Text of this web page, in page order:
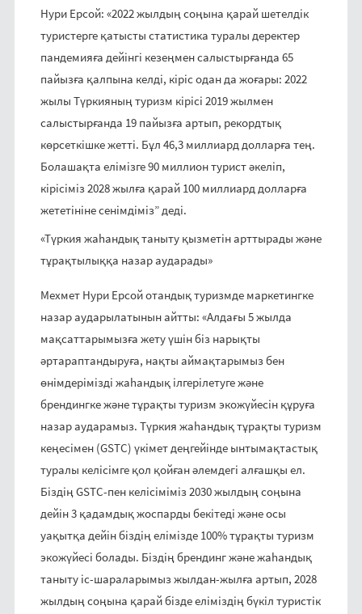
Нури Ерсой: «2022 жылдың соңына қарай шетелдік
туристерге қатысты статистика туралы деректер
пандемияға дейінгі кезеңмен салыстырғанда 65
пайызға қалпына келді, кіріс одан да жоғары: 2022
жылы Түркияның туризм кірісі 2019 жылмен
салыстырғанда 19 пайызға артып, рекордтық
көрсеткішке жетті. Бұл 46,3 миллиард долларға тең.
Болашақта елімізге 90 миллион турист әкеліп,
кірісіміз 2028 жылға қарай 100 миллиард долларға
жететініне сенімдіміз” деді.
«Түркия жаһандық таныту қызметін арттырады және
тұрақтылыққа назар аударады»
Мехмет Нури Ерсой отандық туризмде маркетингке
назар аударылатынын айтты: «Алдағы 5 жылда
мақсаттарымызға жету үшін біз нарықты
әртараптандыруға, нақты аймақтарымыз бен
өнімдерімізді жаһандық ілгерілетуге және
брендингке және тұрақты туризм экожүйесін құруға
назар аударамыз. Түркия жаһандық тұрақты туризм
кеңесімен (GSTC) үкімет деңгейінде ынтымақтастық
туралы келісімге қол қойған әлемдегі алғашқы ел.
Біздің GSTC-пен келісіміміз 2030 жылдың соңына
дейін 3 қадамдық жоспарды бекітеді және осы
уақытқа дейін біздің елімізде 100% тұрақты туризм
экожүйесі болады. Біздің брендинг және жаһандық
таныту іс-шараларымыз жылдан-жылға артып, 2028
жылдың соңына қарай бізде еліміздің бүкіл туристік